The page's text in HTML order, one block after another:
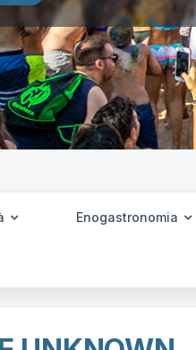
Enogastronomia